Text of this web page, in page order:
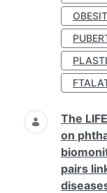
The
on
pairs